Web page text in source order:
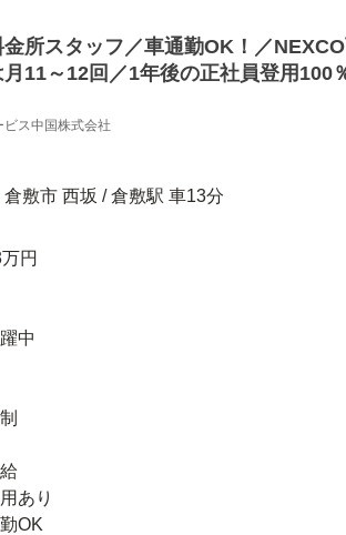
所スタッフ／車通勤OK！／
月11～12回／1年後の正社員登用100
ス中国株式会社
倉敷市 西坂 / 倉敷駅 車13分
円
中
あり
OK